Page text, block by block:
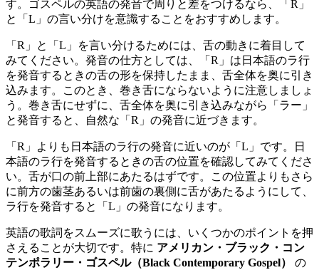
す。ゴスペルの英語の発音で周りと差をつけるなら、「R」
と「L」の言い分けを意識することをおすすめします。
「R」と「L」を言い分けるためには、舌の動きに着目して
みてください。発音の仕方としては、「R」は日本語のラ行
を発音するときの舌の形を保持したまま、舌全体を奥に引き
込みます。このとき、巻き舌にならないように注意しましょ
う。巻き舌にせずに、舌全体を奥に引き込みながら「ラー」
と発音すると、自然な「R」の発音に近づきます。
「R」よりも日本語のラ行の発音に近いのが「L」です。日
本語のラ行を発音するときの舌の位置を確認してみてくださ
い。舌が口の前上部にあたるはずです。この位置よりもさら
に前方の歯茎あるいは前歯の裏側に舌があたるようにして、
ラ行を発音すると「L」の発音になります。
英語の歌詞をスムーズに歌うには、いくつかのポイントを押
さえることが大切です。特に アメリカン・ブラック・コン
テンポラリー・ゴスペル（Black Contemporary Gospel）
の